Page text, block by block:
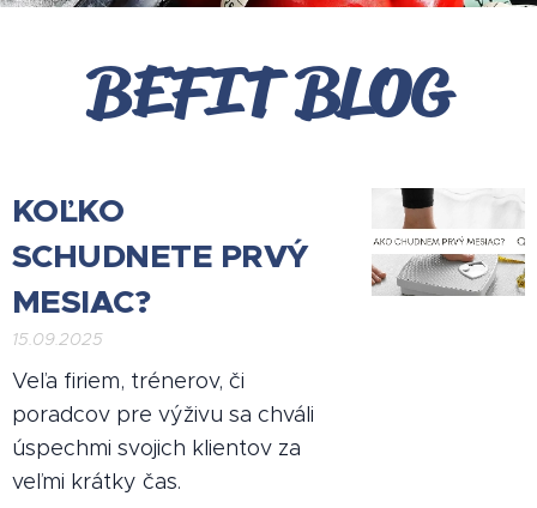
BEFIT BLOG
KOĽKO
SCHUDNETE PRVÝ
MESIAC?
15.09.2025
Veľa firiem, trénerov, či
poradcov pre výživu sa chváli
úspechmi svojich klientov za
veľmi krátky čas.